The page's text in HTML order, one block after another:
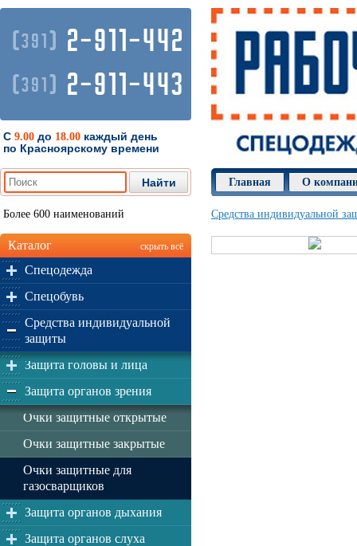
(391) 2-911-442
(391) 2-911-443
С 9.00 до 18.00 каждый день
по Красноярскому времени
Главная О
Более 600 наименований
Каталог скрыть всё
Спецодежда
Спецобувь
Средства индивидуальной
защиты
Защита головы и лица
Защита органов зрения
Очки защитные открытые
Очки защитные закрытые
Очки защитные для
газосварщиков
Защита органов дыхания
Защита органов слуха
Средства индивидуальной